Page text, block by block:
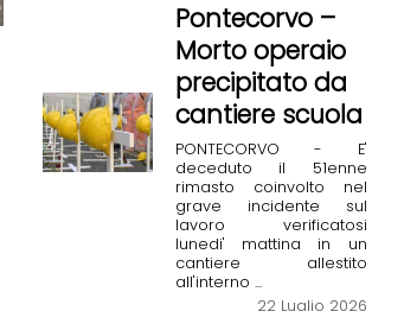
Pontecorvo –
Morto operaio
precipitato da
cantiere scuola
PONTECORVO - E'
deceduto il 51enne
rimasto coinvolto nel
grave incidente sul
lavoro verificatosi
lunedi' mattina in un
cantiere allestito
all'interno ...
22 Luglio 2026